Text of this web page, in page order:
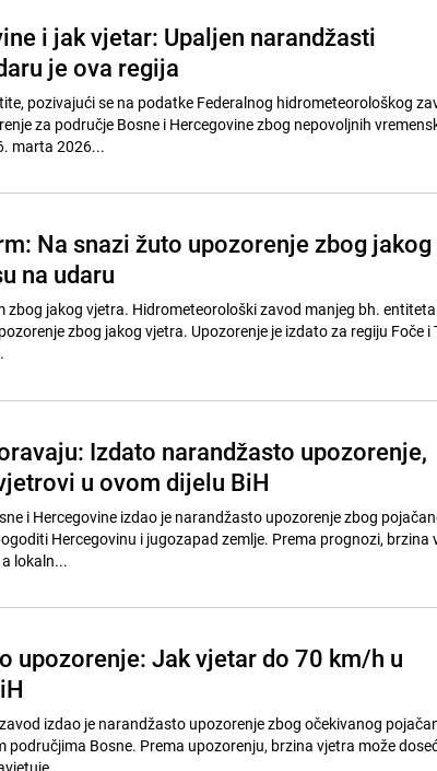
i jak vjetar: Upaljen narandžasti
je ova regija
pozivajući se na podatke Federalnog hidrometeorološkog
za područje Bosne i Hercegovine zbog nepovoljnih
marta 2026...
Na snazi žuto upozorenje zbog jakog
na udaru
zbog jakog vjetra. Hidrometeorološki zavod manjeg bh.
zbog jakog vjetra. Upozorenje je izdato za regiju Foče i
Izdato narandžasto upozorenje,
u ovom dijelu BiH
i Hercegovine izdao je narandžasto upozorenje zbog
Hercegovinu i jugozapad zemlje. Prema prognozi, brzina
lokaln...
upozorenje: Jak vjetar do 70 km/h u
izdao je narandžasto upozorenje zbog očekivanog
područjima Bosne. Prema upozorenju, brzina vjetra može